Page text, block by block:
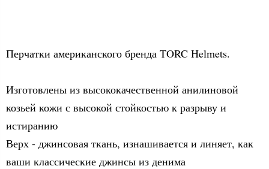
Перчатки американского бренда TORC Helmets.
Изготовлены из высококачественной анилиновой
козьей кожи с высокой стойкостью к разрыву и
истиранию
Верх - джинсовая ткань, изнашивается и линяет, как
ваши классические джинсы из денима